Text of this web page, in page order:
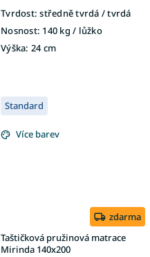
Tvrdost: středně tvrdá / tvrdá
Nosnost: 140 kg ​​​​​/ lůžko
Výška: 24 cm
Standard
Více barev
zdarma
Taštičková pružinová matrace
Mirinda 140x200